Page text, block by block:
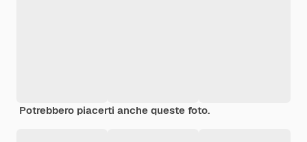
Potrebbero piacerti anche queste foto.